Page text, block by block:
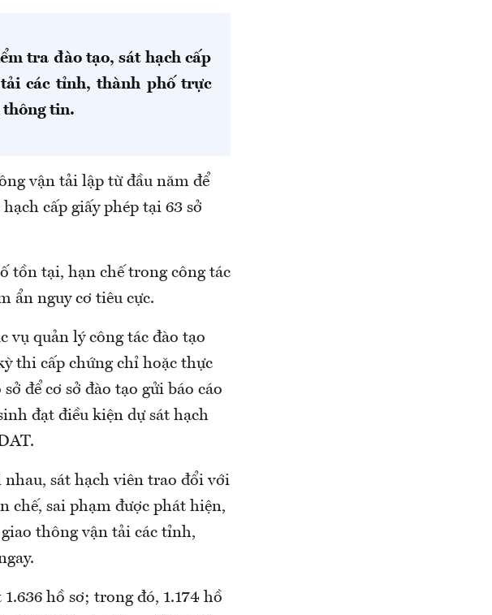
tra đào tạo, sát hạch cấp
các tỉnh, thành phố trực
thông tin.
vận tải lập từ đầu năm để
cấp giấy phép tại 63 sở
tồn tại, hạn chế trong công tác
ẩn nguy cơ tiêu cực.
vụ quản lý công tác đào tạo
thi cấp chứng chỉ hoặc thực
để cơ sở đào tạo gửi báo cáo
đạt điều kiện dự sát hạch
sát hạch viên trao đổi với
chế, sai phạm được phát hiện,
thông vận tải các tỉnh,
hồ sơ; trong đó, 1.174 hồ